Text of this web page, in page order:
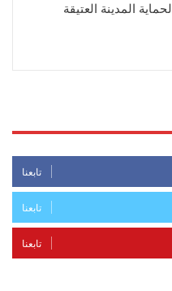
لحماية المدينة العتيقة
تابعنا
تابعنا
تابعنا